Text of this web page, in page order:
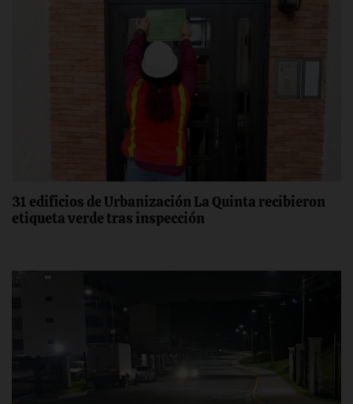
31 edificios de Urbanización La Quinta recibieron
etiqueta verde tras inspección